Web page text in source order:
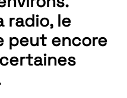
radio, le
peut encore